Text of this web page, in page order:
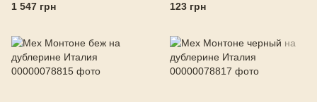
1 547 грн
123 грн